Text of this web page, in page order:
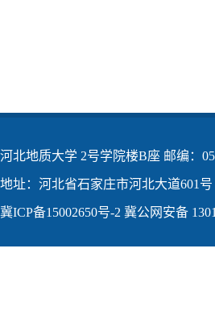
河北地质大学 2号学院楼B座 邮编：
地址：河北省石家庄市河北大道601
冀ICP备15002650号-2 冀公网安备